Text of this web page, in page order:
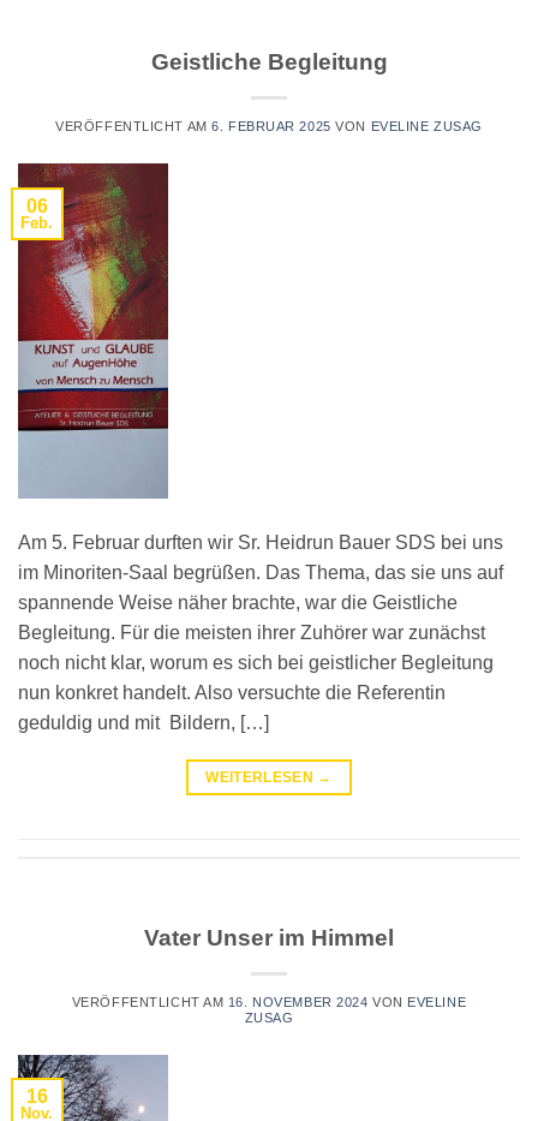
Geistliche Begleitung
VERÖFFENTLICHT AM6. FEBRUAR 2025 VON EVELINE ZUSAG
06
Feb.
Am 5. Februar durften wir Sr. Heidrun Bauer SDS bei uns
im Minoriten-Saal begrüßen. Das Thema, das sie uns auf
spannende Weise näher brachte, war die Geistliche
Begleitung. Für die meisten ihrer Zuhörer war zunächst
noch nicht klar, worum es sich bei geistlicher Begleitung
nun konkret handelt. Also versuchte die Referentin
geduldig und mit Bildern, […]
WEITERLESEN →
Vater Unser im Himmel
VERÖFFENTLICHT AM 16. NOVEMBER 2024 VON EVELINE
ZUSAG
16
Nov.